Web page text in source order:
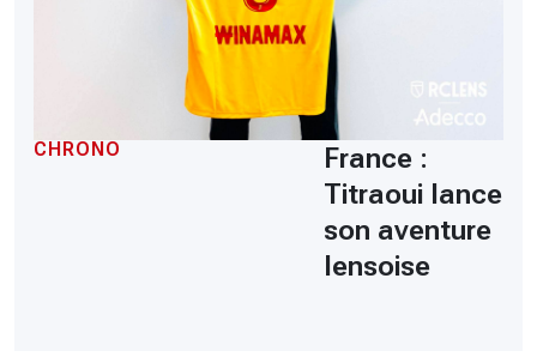
CHRONO
France :
Titraoui lance
son aventure
lensoise